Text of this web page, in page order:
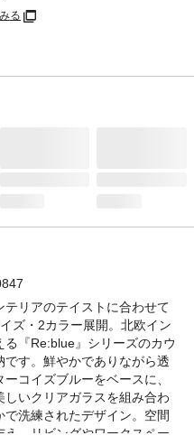
る
テリアのテイストに合わせて
ズ・2カラー展開。北欧イン
る『Re:blue』シリーズのカウ
です。鮮やかでありながら透
コイズブルーをベースに、
しいクリアガラスを組み合わ
で洗練されたデザイン。空間
え、リビングやワークスペー